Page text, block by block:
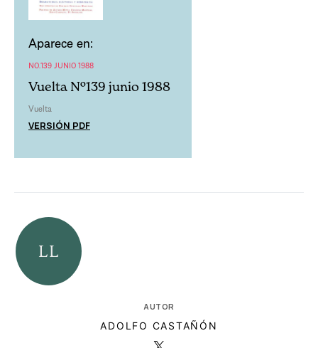
Aparece en:
NO.139 JUNIO 1988
Vuelta Nº139 junio 1988
Vuelta
VERSIÓN PDF
AUTOR
ADOLFO CASTAÑÓN